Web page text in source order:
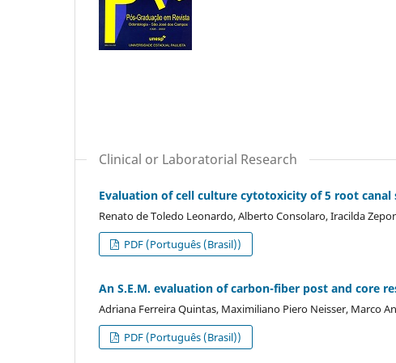
Clinical or Laboratorial Research
Evaluation of cell culture cytotoxicity of 5 root canal
Renato de Toledo Leonardo, Alberto Consolaro, Iracilda
PDF (Português (Brasil))
An S.E.M. evaluation of carbon-fiber post and core
Adriana Ferreira Quintas, Maximiliano Piero Neisser, Marco
PDF (Português (Brasil))